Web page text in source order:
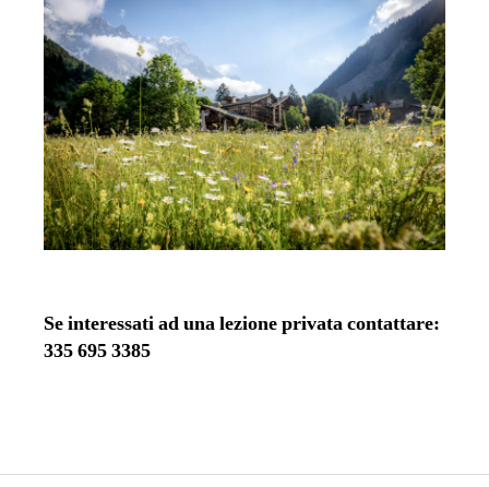
Se interessati ad una lezione privata contattare:
335 695 3385